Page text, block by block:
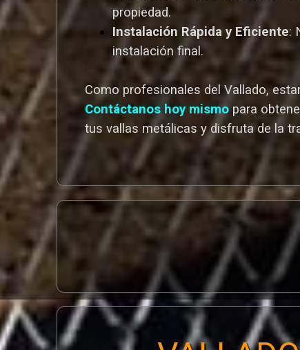
propiedad.
Instalación Rápida y Eficiente:
instalación final.
Como profesionales del Vallado,
Contáctanos hoy mismo para
tus vallas metálicas y disfruta de la